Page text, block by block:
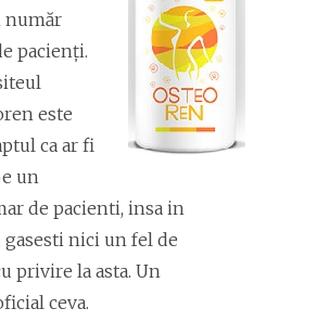
număr
pacienți.
este
ca ar fi
un
de pacienti, insa in
gasesti nici un fel de
privire la asta. Un
ceva.